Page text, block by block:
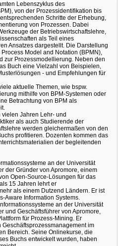
Lebenszyklus des
von der Prozessidentifikation bis
Schritte der Erhebung,
von Prozessen. Dabei
der Betriebswirtschaftslehre,
als Teil eines
Ansatzes dargestellt. Die Darstellung
Model and Notation (BPMN),
zur Prozessmodellierung. Neben den
Buch eine Vielzahl von Beispielen,
- und Empfehlungen für
aktuelle Themen, wie bspw.
mithilfe von BPM-Systemen oder
Betrachtung von BPM als
Jahren Lehr- und
als auch Studierende der
werden gleichermaßen von den
profitieren. Dozenten kommen das
der begleitenden
an der Universität
der Gründer von Apromore, einem
Open-Source-Lösungen für das
15 Jahren lehrt er
als einem Dutzend Ländern. Er ist
Aware Information Systems.
an der Universität
und Geschäftsführer von Apromore,
für Prozess-Mining. Er
im
Bereich. Seine Onlinekurse, die
Buchs entwickelt wurden, haben